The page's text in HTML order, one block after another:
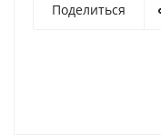
Поделиться